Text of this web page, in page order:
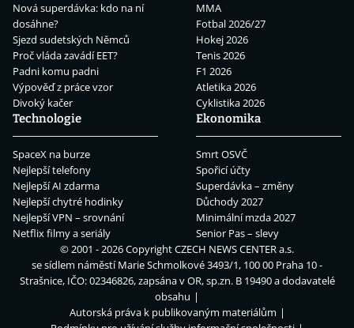
Nová superdávka: kdo na ní
dosáhne?
Sjezd sudetských Němců
Proč vláda zavádí EET?
Padni komu padni
Výpověď z práce vzor
Divoký kačer
MMA
Fotbal 2026/27
Hokej 2026
Tenis 2026
F1 2026
Atletika 2026
Cyklistika 2026
Technologie
SpaceX na burze
Nejlepší telefony
Nejlepší AI zdarma
Nejlepší chytré hodinky
Nejlepší VPN – srovnání
Netflix filmy a seriály
Ekonomika
Smrt OSVČ
Spořicí účty
Superdávka – změny
Důchody 2027
Minimální mzda 2027
Senior Pas – slevy
© 2001 - 2026 CopyrightCZECH NEWS CENTER a.s.
se sídlem náměstí Marie Schmolkové 3493/1, 100 00 Praha 10 -
Strašnice, IČO: 02346826, zapsána v OR, sp.zn. B 19490 a dodavatelé
obsahu
Autorská práva k publikovaným materiálům